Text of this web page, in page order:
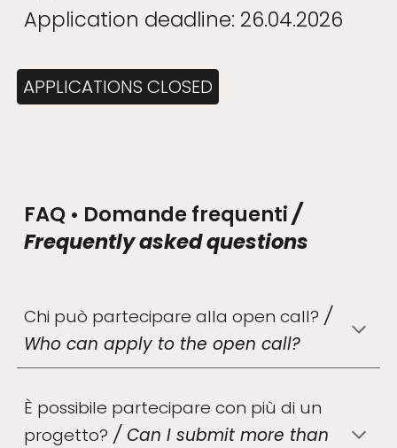
Application deadline: 26.04.2026
APPLICATIONS CLOSED
FAQ • Domande frequenti/
Frequently asked questions
Chi può partecipare alla open call? /
Who can apply to the open call?
È possibile partecipare con più di un
progetto? / Can I submit more than